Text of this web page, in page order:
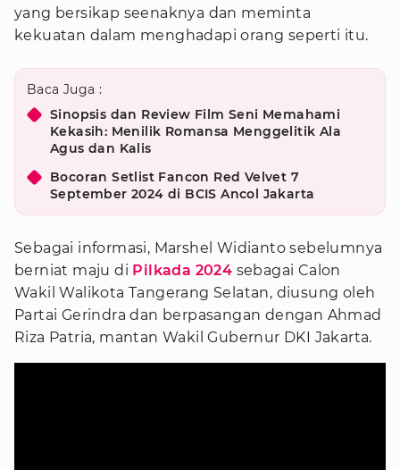
yang bersikap seenaknya dan meminta
kekuatan dalam menghadapi orang seperti itu.
Baca Juga :
Sinopsis dan Review Film Seni Memahami
Kekasih: Menilik Romansa Menggelitik Ala
Agus dan Kalis
Bocoran Setlist Fancon Red Velvet 7
September 2024 di BCIS Ancol Jakarta
Sebagai informasi, Marshel Widianto sebelumnya
berniat maju di Pilkada 2024 sebagai Calon
Wakil Walikota Tangerang Selatan, diusung oleh
Partai Gerindra dan berpasangan dengan Ahmad
Riza Patria, mantan Wakil Gubernur DKI Jakarta.